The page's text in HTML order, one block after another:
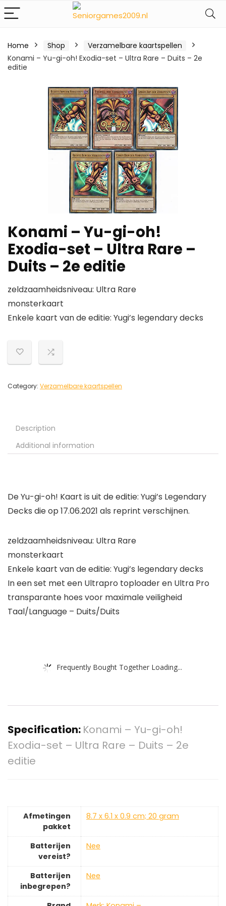
Home Shop
Verzamelbare kaartspellen
Konami – Yu-gi-oh! Exodia-set – Ultra Rare – Duits – 2e
editie
Konami – Yu-gi-oh!
Exodia-set – Ultra Rare –
Duits – 2e editie
zeldzaamheidsniveau: Ultra Rare
monsterkaart
Enkele kaart van de editie: Yugi’s legendary decks
Category: Verzamelbare kaartspellen
Description
Additional information
De Yu-gi-oh! Kaart is uit de editie: Yugi’s Legendary
Decks die op 17.06.2021 als reprint verschijnen.
zeldzaamheidsniveau: Ultra Rare
monsterkaart
Enkele kaart van de editie: Yugi’s legendary decks
In een set met een Ultrapro toploader en Ultra Pro
transparante hoes voor maximale veiligheid
Taal/Language – Duits/Duits
Frequently Bought Together Loading...
Specification: Konami – Yu-gi-oh!
Exodia-set – Ultra Rare – Duits – 2e
editie
Afmetingen
pakket
‎8.7 x 6.1 x 0.9 cm; 20 gram
Batterijen
vereist?
‎Nee
Batterijen
inbegrepen?
‎Nee